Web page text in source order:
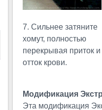
7. Сильнее затяните
хомут, полностью
перекрывая приток и
отток крови.
Модификация
Эта модификация